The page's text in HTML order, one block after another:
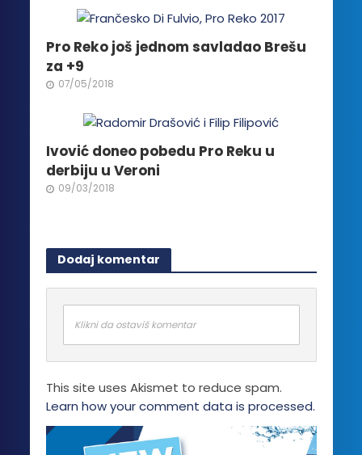
proizvoda.
Pro Reko još jednom savladao Brešu
za +9
07/05/2018
Ivović doneo pobedu Pro Reku u
derbiju u Veroni
09/03/2018
Dodaj komentar
Klikni da ostaviš komentar
This site uses Akismet to reduce spam.
Learn how your comment data is processed.